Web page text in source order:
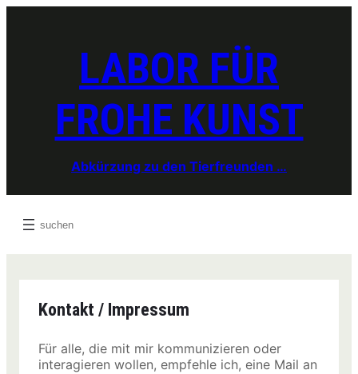
LABOR FÜR
FROHE KUNST
Abkürzung zu den Tierfreunden …
Search
Kontakt / Impressum
Für alle, die mit mir kommunizieren oder
interagieren wollen, empfehle ich, eine Mail an